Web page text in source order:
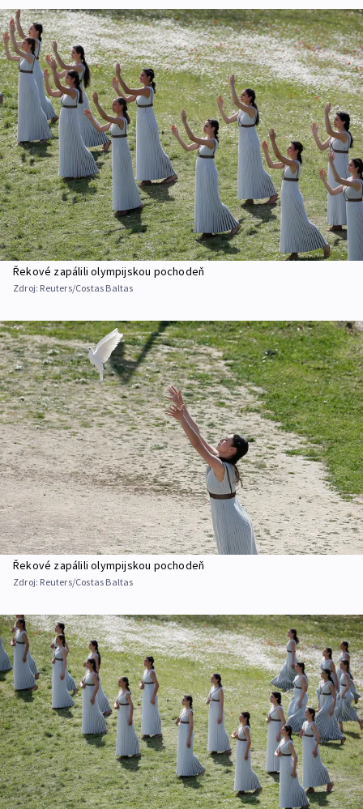
Řekové zapálili olympijskou pochodeň
Zdroj: Reuters/Costas Baltas
Řekové zapálili olympijskou pochodeň
Zdroj: Reuters/Costas Baltas